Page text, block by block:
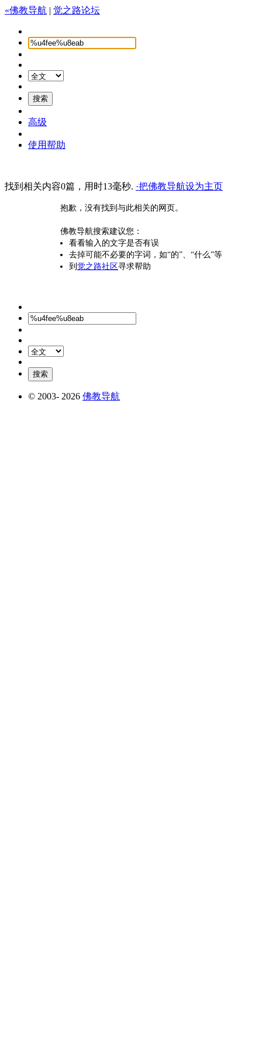
«佛教导航 | 觉之路论坛
高级
使用帮助
找到相关内容0篇，用时13毫秒. ·把佛教导航设为主页
抱歉，没有找到与此相关的网页。
佛教导航搜索建议您：
看看输入的文字是否有误
去掉可能不必要的字词，如“的”、“什么”等
到 觉之路社区寻求帮助
© 2003- 2026 佛教导航